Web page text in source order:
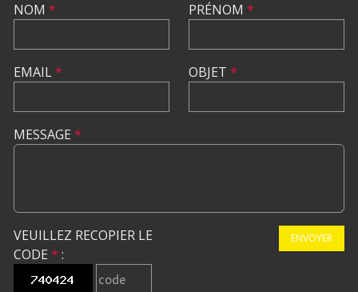
NOM *
EMAIL*
PRÉNOM *
OBJET *
MESSAGE *
VEUILLEZ RECOPIER LE
CODE * :
ENVOYER